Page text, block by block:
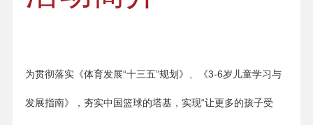
为贯彻落实《体育发展“十三五”规划》、《3-6岁儿童学习与
发展指南》，夯实中国篮球的塔基，实现“让更多的孩子受